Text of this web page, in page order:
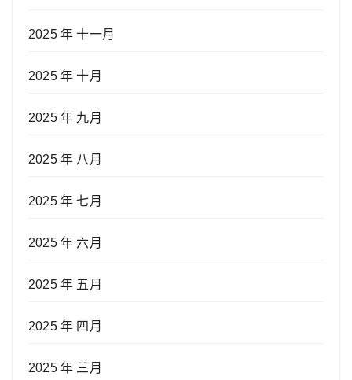
2025 年 十一月
2025 年 十月
2025 年 九月
2025 年 八月
2025 年 七月
2025 年 六月
2025 年 五月
2025 年 四月
2025 年 三月